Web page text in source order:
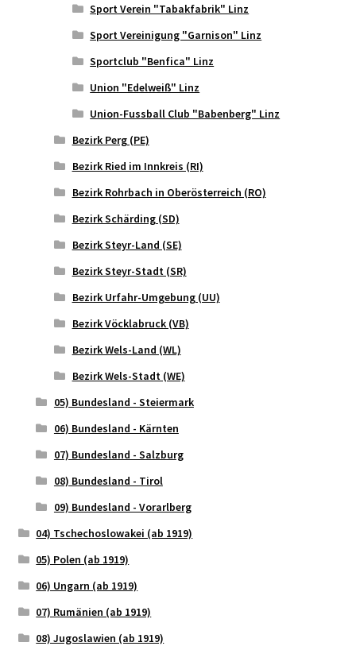
Sport Verein "Tabakfabrik" Linz
Sport Vereinigung "Garnison" Linz
Sportclub "Benfica" Linz
Union "Edelweiß" Linz
Union-Fussball Club "Babenberg" Linz
Bezirk Perg (PE)
Bezirk Ried im Innkreis (RI)
Bezirk Rohrbach in Oberösterreich (RO)
Bezirk Schärding (SD)
Bezirk Steyr-Land (SE)
Bezirk Steyr-Stadt (SR)
Bezirk Urfahr-Umgebung (UU)
Bezirk Vöcklabruck (VB)
Bezirk Wels-Land (WL)
Bezirk Wels-Stadt (WE)
05) Bundesland - Steiermark
06) Bundesland - Kärnten
07) Bundesland - Salzburg
08) Bundesland - Tirol
09) Bundesland - Vorarlberg
04) Tschechoslowakei (ab 1919)
05) Polen (ab 1919)
06) Ungarn (ab 1919)
07) Rumänien (ab 1919)
08) Jugoslawien (ab 1919)